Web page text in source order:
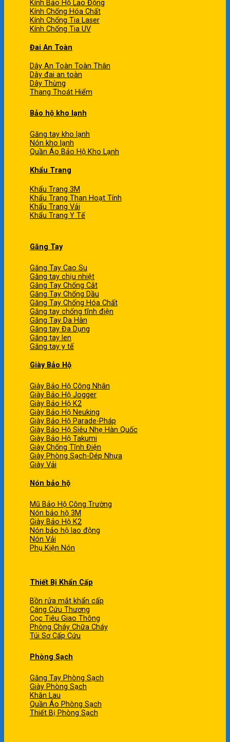
Kính Bảo Hộ Lao Động
Kính Chống Hóa Chất
Kính Chống Tia Laser
Kính Chống Tia UV
Đai An Toàn
Dây An Toàn Toàn Thân
Dây đai an toàn
Dây Thừng
Thang Thoát Hiểm
Bảo hộ kho lạnh
Găng tay kho lạnh
Nón kho lạnh
Quần Áo Bảo Hộ Kho Lạnh
Khẩu Trang
Khẩu Trang 3M
Khẩu Trang Than Hoạt Tính
Khẩu Trang Vải
Khẩu Trang Y Tế
Găng Tay
Găng Tay Cao Su
Găng tay chịu nhiệt
Găng Tay Chống Cắt
Găng Tay Chống Dầu
Găng Tay Chống Hóa Chất
Găng tay chống tĩnh điện
Găng Tay Da Hàn
Găng tay Đa Dụng
Găng tay len
Găng tay y tế
Giày Bảo Hộ
Giày Bảo Hộ Công Nhân
Giày Bảo Hộ Jogger
Giày Bảo Hộ K2
Giày Bảo Hộ Neuking
Giày Bảo Hộ Parade-Pháp
Giày Bảo Hộ Siêu Nhẹ Hàn Quốc
Giày Bảo Hộ Takumi
Giày Chống Tĩnh Điện
Giày Phòng Sạch-Dép Nhựa
Giày Vải
Nón bảo hộ
Mũ Bảo Hộ Công Trường
Nón bảo hộ 3M
Giày Bảo Hộ K2
Nón bảo hộ lao động
Nón Vải
Phụ Kiện Nón
Thiết Bị Khẩn Cấp
Bồn rửa mắt khẩn cấp
Cáng Cứu Thương
Cọc Tiêu Giao Thông
Phòng Cháy Chữa Cháy
Túi Sơ Cấp Cứu
Phòng Sạch
Găng Tay Phòng Sạch
Giày Phòng Sạch
Khăn Lau
Quần Áo Phòng Sạch
Thiết Bị Phòng Sạch